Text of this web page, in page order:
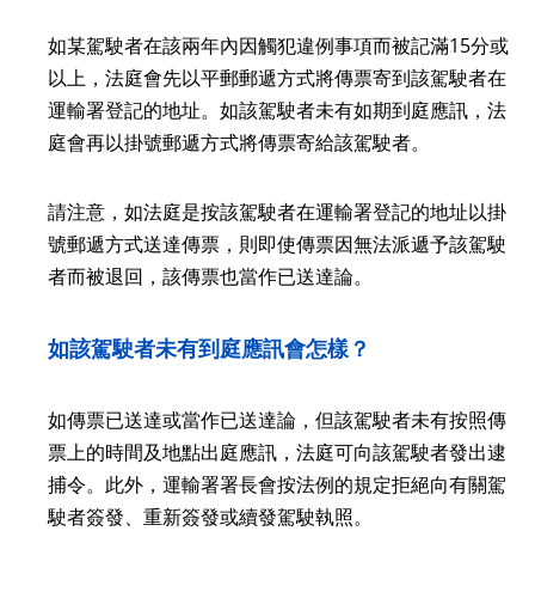
如某駕駛者在該兩年內因觸犯違例事項而被記滿15分或
以上，法庭會先以平郵郵遞方式將傳票寄到該駕駛者在
運輸署登記的地址。如該駕駛者未有如期到庭應訊，法
庭會再以掛號郵遞方式將傳票寄給該駕駛者。
請注意，如法庭是按該駕駛者在運輸署登記的地址以掛
號郵遞方式送達傳票，則即使傳票因無法派遞予該駕駛
者而被退回，該傳票也當作已送達論。
如該駕駛者未有到庭應訊會怎樣？
如傳票已送達或當作已送達論，但該駕駛者未有按照傳
票上的時間及地點出庭應訊，法庭可向該駕駛者發出逮
捕令。此外，運輸署署長會按法例的規定拒絕向有關駕
駛者簽發、重新簽發或續發駕駛執照。